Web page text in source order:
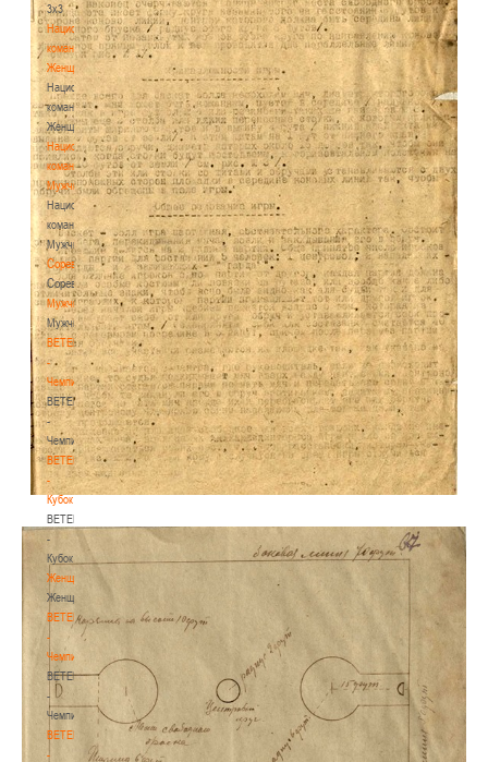
3х3
Национальная
команда.
Женщины
Национальная
команда.
Женщины
Национальная
команда.
Мужчины
Национальная
команда.
Мужчины
Соревнования
Соревнования
Мужчины
Мужчины
BETERA
-
Чемпионат
BETERA
-
Чемпионат
BETERA
-
Кубок
BETERA
-
Кубок
Женщины
Женщины
BETERA
-
Чемпионат
BETERA
-
Чемпионат
BETERA
-